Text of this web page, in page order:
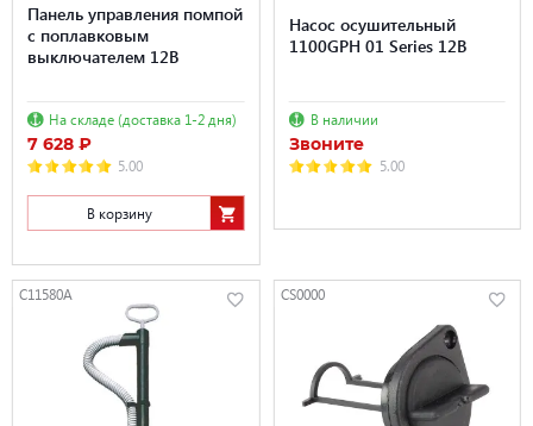
Панель управления помпой
с поплавковым
выключателем 12В
На складе (доставка 1-2 дня)
7 628 ₽
5.00
В корзину
Насос осушительный
1100GPH 01 Series 12В
В наличии
Звоните
5.00
C11580A CS0000